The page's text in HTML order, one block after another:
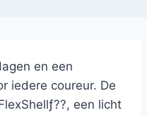
en een
iedere coureur. De
een licht